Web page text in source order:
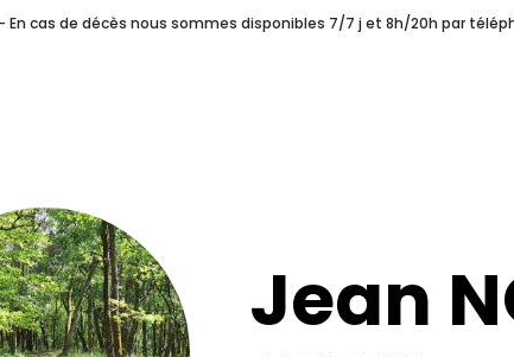
En cas de décès nous sommes disponibles 7/7 j et 8h/20h par
ça coûte ?
Une Coopérative Funéraire
Jean